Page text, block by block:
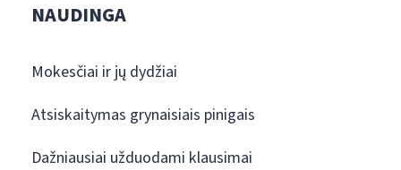
NAUDINGA
Mokesčiai ir jų dydžiai
Atsiskaitymas grynaisiais pinigais
Dažniausiai užduodami klausimai